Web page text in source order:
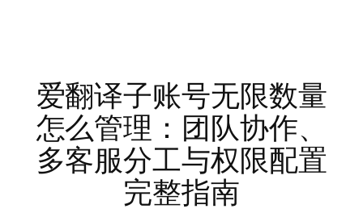
爱翻译子账号无限数量
怎么管理：团队协作、
多客服分工与权限配置
完整指南